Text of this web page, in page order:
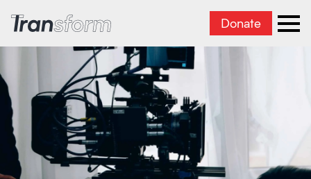
Iran transformeren Donate